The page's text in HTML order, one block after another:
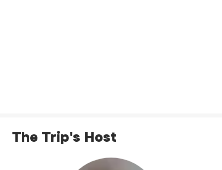
The Trip's Host